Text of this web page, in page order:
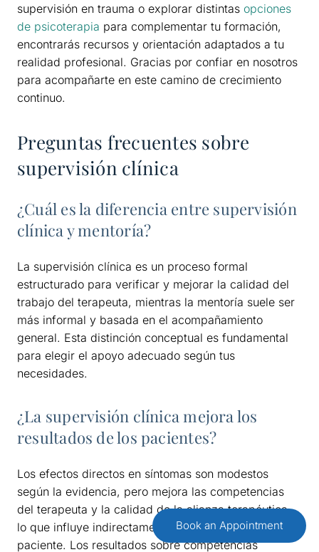
supervisión en trauma o explorar distintas opciones
de psicoterapia para complementar tu formación,
encontrarás recursos y orientación adaptados a tu
realidad profesional. Gracias por confiar en nosotros
para acompañarte en este camino de crecimiento
continuo.
Preguntas frecuentes sobre
supervisión clínica
¿Cuál es la diferencia entre supervisión
clínica y mentoría?
La supervisión clínica es un proceso formal
estructurado para verificar y mejorar la calidad del
trabajo del terapeuta, mientras la mentoría suele ser
más informal y basada en el acompañamiento
general. Esta distinción conceptual es fundamental
para elegir el apoyo adecuado según tus
necesidades.
¿La supervisión clínica mejora los
resultados de los pacientes?
Los efectos directos en síntomas son modestos
según la evidencia, pero mejora las competencias
del terapeuta y la calidad de la alianza terapéutica,
lo que influye indirectamente en el bienestar del
paciente. Los resultados sobre competencias
Book an Appointment